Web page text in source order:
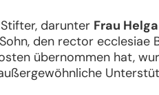
darunter Frau
den rector ecclesiae
übernommen hat,